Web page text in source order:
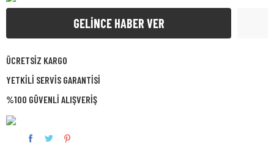
GELİNCE HABER VER
ÜCRETSİZ KARGO
YETKİLİ SERVİS GARANTİSİ
%100 GÜVENLİ ALIŞVERİŞ